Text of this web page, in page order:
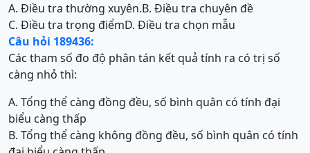
A. Điều tra thường xuyên.B. Điều tra chuyên đề
C. Điều tra trọng điểmD. Điều tra chọn mẫu
Câu hỏi 189436:
Các tham số đo độ phân tán kết quả tính ra có trị số
càng nhỏ thì:
A. Tổng thể càng đồng đều, số bình quân có tính đại
biểu càng thấp
B. Tổng thể càng không đồng đều, số bình quân có tính